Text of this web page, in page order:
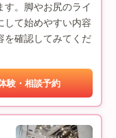
す。脚やお尻のライ
して始めやすい内容
を確認してみてくだ
験・相談予約